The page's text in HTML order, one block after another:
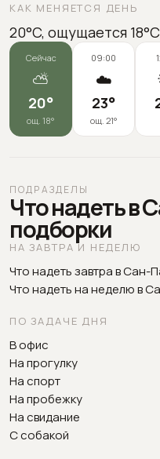
КАК МЕНЯЕТСЯ ДЕНЬ
20°C, ощущается 18°C
Сейчас
⛅
20°
ощ. 18°
09:00
☁️
23°
ощ. 21°
ПОДРАЗДЕЛЫ
Что надеть в
подборки
НА ЗАВТРА И НЕДЕЛЮ
Что надеть завтра в Сан-
Что надеть на неделю в
ПО ЗАДАЧЕ ДНЯ
В офис
На прогулку
На спорт
На пробежку
На свидание
С собакой